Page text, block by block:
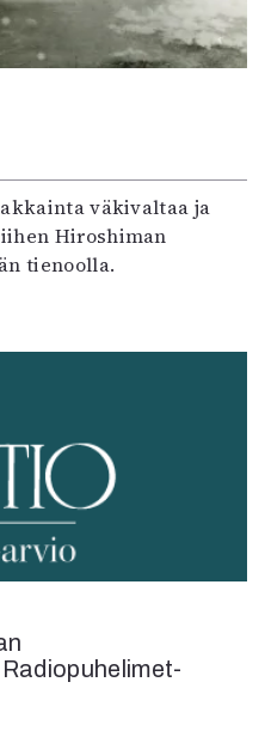
väkivaltaa ja
Hiroshiman
tienoolla.